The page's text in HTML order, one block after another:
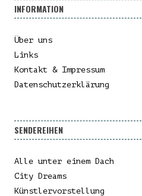
INFORMATION
Über uns
Links
Kontakt & Impressum
Datenschutzerklärung
SENDEREIHEN
Alle unter einem Dach
City Dreams
Künstlervorstellung